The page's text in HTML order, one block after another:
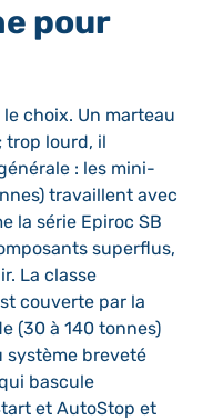
pour
choix. Un marteau
trop lourd, il
: les mini-
travaillent avec
la série Epiroc SB
superflus,
La classe
couverte par la
(30 à 140 tonnes)
système breveté
bascule
et AutoStop et